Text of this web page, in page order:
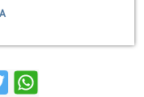
marcados por